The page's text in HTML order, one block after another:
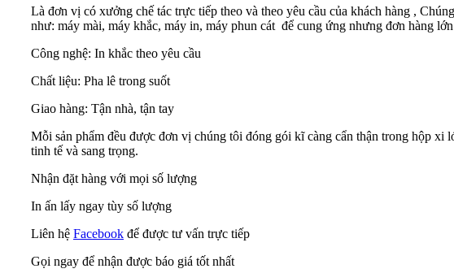
Là đơn vị có xưởng chế tác trực tiếp theo và theo yêu cầu của khách hàng ,
như: máy mài, máy khắc, máy in, máy phun cát để cung ứng nhưng đơn hàng
Công nghệ: In khắc theo yêu cầu
Chất liệu: Pha lê trong suốt
Giao hàng: Tận nhà, tận tay
Mỗi sản phẩm đều được đơn vị chúng tôi đóng gói kĩ càng cẩn thận trong hộp xi
tinh tế và sang trọng.
Nhận đặt hàng với mọi số lượng
In ấn lấy ngay tùy số lượng
Liên hệ Facebook để được tư vấn trực tiếp
Gọi ngay để nhận được báo giá tốt nhất